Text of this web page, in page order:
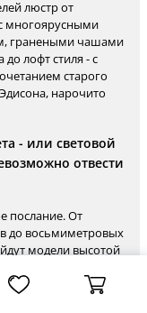
люстр от
многоярусными
гранеными чашами
лофт стиля - с
старого
нарочито
- или световой
отвести
послание. От
до восьмиметровых
модели высотой